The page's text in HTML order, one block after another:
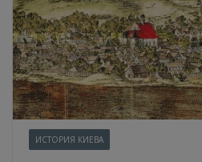
ИСТОРИЯ КИЕВА